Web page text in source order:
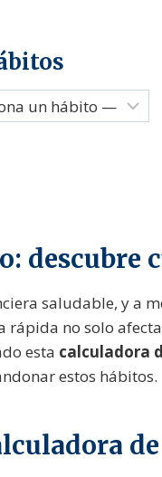
descubre
saludable, y a
no solo
esta calculadora
estos hábitos.